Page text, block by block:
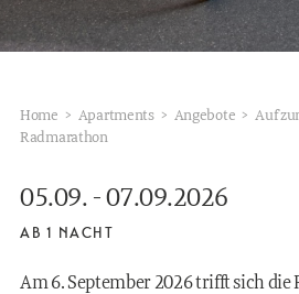
Home > Apartments > Angebote > Auf
Radmarathon
05.09. - 07.09.2026
AB 1 NACHT
Am 6. September 2026 trifft sich